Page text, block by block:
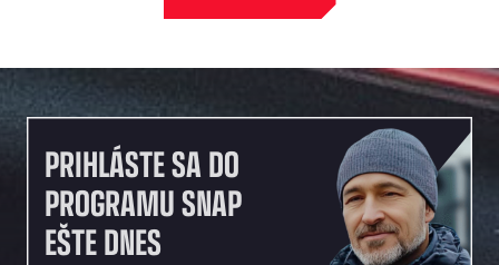
PRIHLÁSTE SA DO
PROGRAMU SNAP
EŠTE DNES